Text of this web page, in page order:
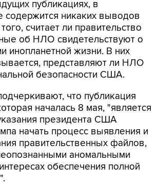
считает ли правительство
об НЛО свидетельствуют о
инопланетной жизни. В них
представляют ли НЛО
безопасности США.
что публикация
президента США
начать процесс выявления и
правительственных файлов,
аномальными
обеспечения полной